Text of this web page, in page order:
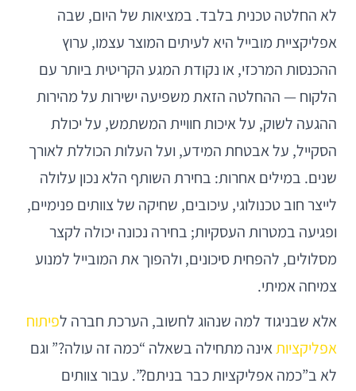
לא החלטה טכנית בלבד. במציאות של היום, שבה
אפליקציית מובייל היא לעיתים המוצר עצמו, ערוץ
ההכנסות המרכזי, או נקודת המגע הקריטית ביותר עם
הלקוח — ההחלטה הזאת משפיעה ישירות על מהירות
ההגעה לשוק, על איכות חוויית המשתמש, על יכולת
הסקייל, על אבטחת המידע, ועל העלות הכוללת לאורך
שנים. במילים אחרות: בחירת השותף הלא נכון עלולה
לייצר חוב טכנולוגי, עיכובים, שחיקה של צוותים פנימיים,
ופגיעה במטרות העסקיות; בחירה נכונה יכולה לקצר
מסלולים, להפחית סיכונים, ולהפוך את המובייל למנוע
צמיחה אמיתי.
אלא שבניגוד למה שנהוג לחשוב, הערכת חברה לפיתוח
אפליקציותאינה מתחילה בשאלה “כמה זה עולה?” וגם
לא ב”כמה אפליקציות כבר בניתם?”. עבור צוותים